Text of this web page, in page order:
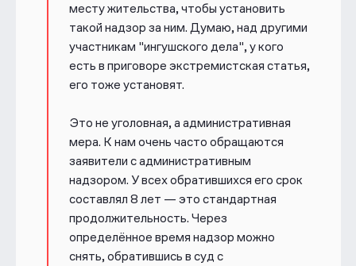
месту жительства, чтобы установить
такой надзор за ним. Думаю, над другими
участникам "ингушского дела", у кого
есть в приговоре экстремистская статья,
его тоже установят.
Это не уголовная, а административная
мера. К нам очень часто обращаются
заявители с административным
надзором. У всех обратившихся его срок
составлял 8 лет — это стандартная
продолжительность. Через
определённое время надзор можно
снять, обратившись в суд с